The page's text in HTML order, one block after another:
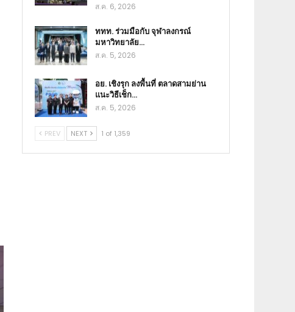
ส.ค. 6, 2026
ททท. ร่วมมือกับ จุฬาลงกรณ์
มหาวิทยาลัย…
ส.ค. 5, 2026
อย. เชิงรุก ลงพื้นที่ ตลาดสามย่าน
แนะวิธีเช็ก…
ส.ค. 5, 2026
PREV NEXT 1 of 1,359